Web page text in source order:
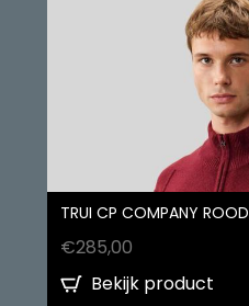
TRUI CP COMPANY ROOD
€285,00
Bekijk product